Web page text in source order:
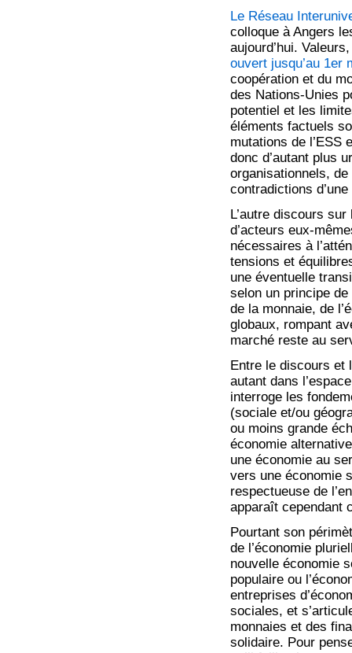
Le Réseau
colloque à Angers
aujourd’hui.
ouvert jusqu’au 1er
coopération et du
des Nations-Unies
potentiel et les
éléments factuels
mutations de l’ESS
donc d’autant plus
organisationnels,
contradictions
L’autre discours
d’acteurs eux-
nécessaires à
tensions et
une éventuelle
selon un principe
de la monnaie, de
globaux, rompant
marché reste au
Entre le discours et
autant dans
interroge les
(sociale et/ou
ou moins grande
économie
une économie au
vers une économie
respectueuse de
apparaît cependant
Pourtant son
de l’économie
nouvelle économie
populaire ou
entreprises
sociales, et
monnaies et des
solidaire. Pour